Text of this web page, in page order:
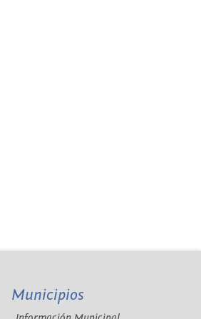
Municipios